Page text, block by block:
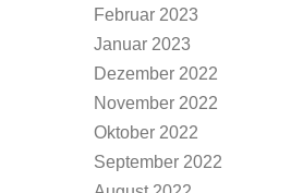
Februar 2023
Januar 2023
Dezember 2022
November 2022
Oktober 2022
September 2022